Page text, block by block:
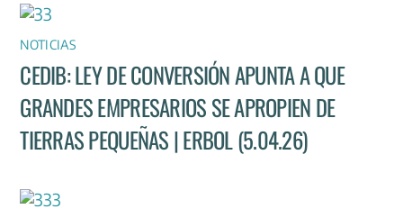
NOTICIAS
CEDIB: LEY DE CONVERSIÓN APUNTA A QUE
GRANDES EMPRESARIOS SE APROPIEN DE
TIERRAS PEQUEÑAS | ERBOL (5.04.26)